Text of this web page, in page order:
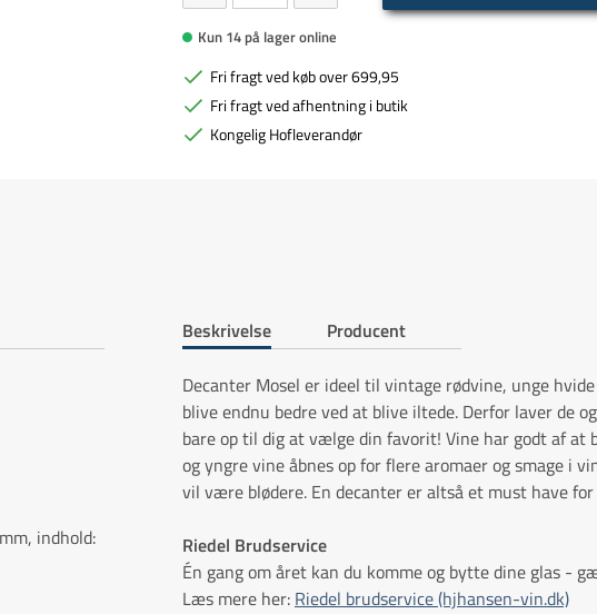
Kun 14 på lager online
Fri fragt ved køb over 699,95
Fri fragt ved afhentning i butik
Kongelig Hofleverandør
indhold:
Beskrivelse Producent
Decanter Mosel er ideel til vintage rødvine, unge
blive endnu bedre ved at blive iltede. Derfor laver de
bare op til dig at vælge din favorit! Vine har godt af at
og yngre vine åbnes op for flere aromaer og smage i
vil være blødere. En decanter er altså et must have
Riedel Brudservice
Én gang om året kan du komme og bytte dine glas -
Læs mere her: Riedel brudservice (hjhansen-vin.dk)